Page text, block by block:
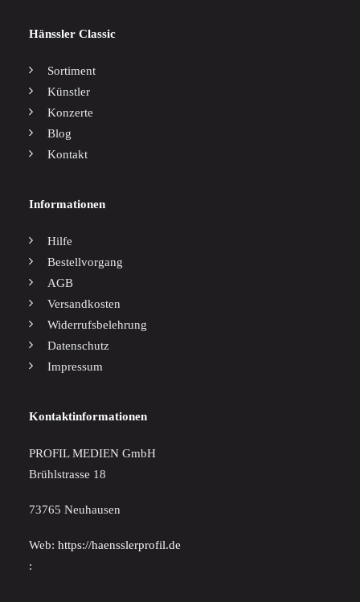
Hänssler Classic
Sortiment
Künstler
Konzerte
Blog
Kontakt
Informationen
Hilfe
Bestellvorgang
AGB
Versandkosten
Widerrufsbelehrung
Datenschutz
Impressum
Kontaktinformationen
PROFIL MEDIEN GmbH
Brühlstrasse 18
73765 Neuhausen
Web: https://haensslerprofil.de
: